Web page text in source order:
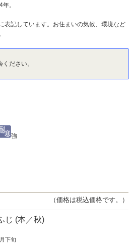
。
表記しています。お住まいの気候、環境など
ださい。
強
（価格は税込価格です。）
じ (本／秋)
下旬